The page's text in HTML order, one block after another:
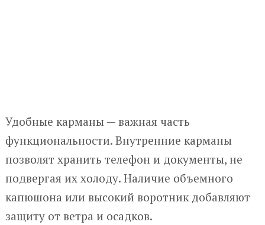
Удобные карманы — важная часть
функциональности. Внутренние карманы
позволят хранить телефон и документы, не
подвергая их холоду. Наличие объемного
капюшона или высокий воротник добавляют
защиту от ветра и осадков.